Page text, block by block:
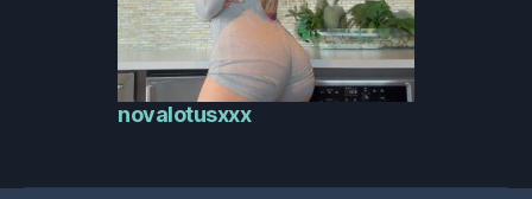
novalotusxxx